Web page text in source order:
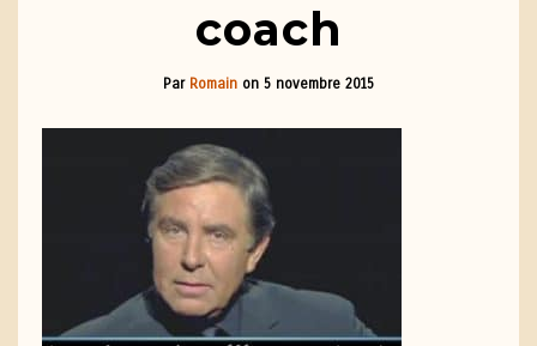
coach
Par Romain on 5 novembre 2015